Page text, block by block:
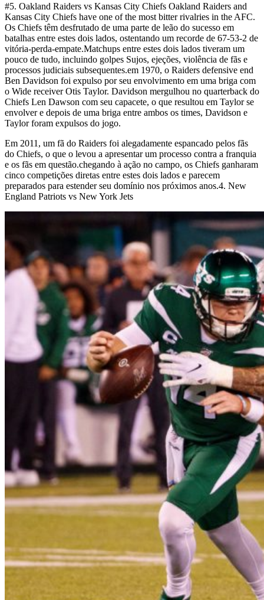
#5. Oakland Raiders vs Kansas City Chiefs Oakland Raiders and
Kansas City Chiefs have one of the most bitter rivalries in the AFC.
Os Chiefs têm desfrutado de uma parte de leão do sucesso em
batalhas entre estes dois lados, ostentando um recorde de 67-53-2 de
vitória-perda-empate.Matchups entre estes dois lados tiveram um
pouco de tudo, incluindo golpes Sujos, ejeções, violência de fãs e
processos judiciais subsequentes.em 1970, o Raiders defensive end
Ben Davidson foi expulso por seu envolvimento em uma briga com
o Wide receiver Otis Taylor. Davidson mergulhou no quarterback do
Chiefs Len Dawson com seu capacete, o que resultou em Taylor se
envolver e depois de uma briga entre ambos os times, Davidson e
Taylor foram expulsos do jogo.
Em 2011, um fã do Raiders foi alegadamente espancado pelos fãs
do Chiefs, o que o levou a apresentar um processo contra a franquia
e os fãs em questão.chegando à ação no campo, os Chiefs ganharam
cinco competições diretas entre estes dois lados e parecem
preparados para estender seu domínio nos próximos anos.4. New
England Patriots vs New York Jets